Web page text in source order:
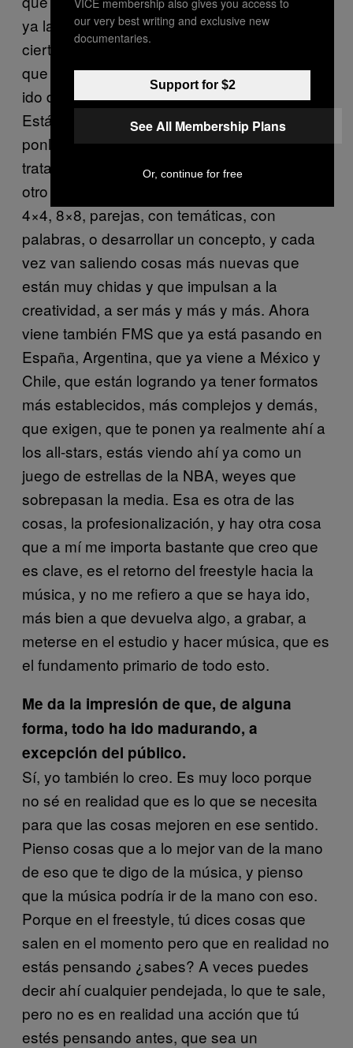
ya las ligas de batallas están creciendo a
ciertos niveles. Ya hay máximas establecidas
que hace diez años no existían, y que se han
ido desarrollando con el paso del tiempo.
Está chingón, hace diez o quince años era
ponles un beat y que se den, y de eso se
trataba nada más, de improvisar uno frente a
otro y ya, no había esa clase de formatos de
4×4, 8×8, parejas, con temáticas, con
palabras, o desarrollar un concepto, y cada
vez van saliendo cosas más nuevas que
están muy chidas y que impulsan a la
creatividad, a ser más y más y más. Ahora
viene también FMS que ya está pasando en
España, Argentina, que ya viene a México y
Chile, que están logrando ya tener formatos
más establecidos, más complejos y demás,
que exigen, que te ponen ya realmente ahí a
los all-stars, estás viendo ahí ya como un
juego de estrellas de la NBA, weyes que
sobrepasan la media. Esa es otra de las
cosas, la profesionalización, y hay otra cosa
que a mí me importa bastante que creo que
es clave, es el retorno del freestyle hacia la
música, y no me refiero a que se haya ido,
más bien a que devuelva algo, a grabar, a
meterse en el estudio y hacer música, que es
el fundamento primario de todo esto.
Me da la impresión de que, de alguna
forma, todo ha ido madurando, a
excepción del público.
Sí, yo también lo creo. Es muy loco porque
no sé en realidad que es lo que se necesita
para que las cosas mejoren en ese sentido.
Pienso cosas que a lo mejor van de la mano
de eso que te digo de la música, y pienso
que la música podría ir de la mano con eso.
Porque en el freestyle, tú dices cosas que
salen en el momento pero que en realidad no
estás pensando ¿sabes? A veces puedes
decir ahí cualquier pendejada, lo que te sale,
pero no es en realidad una acción que tú
estés pensando antes, que sea un
our very best writing and exclusive new
documentaries.
Support for $2
See All Membership Plans
Or, continue for free